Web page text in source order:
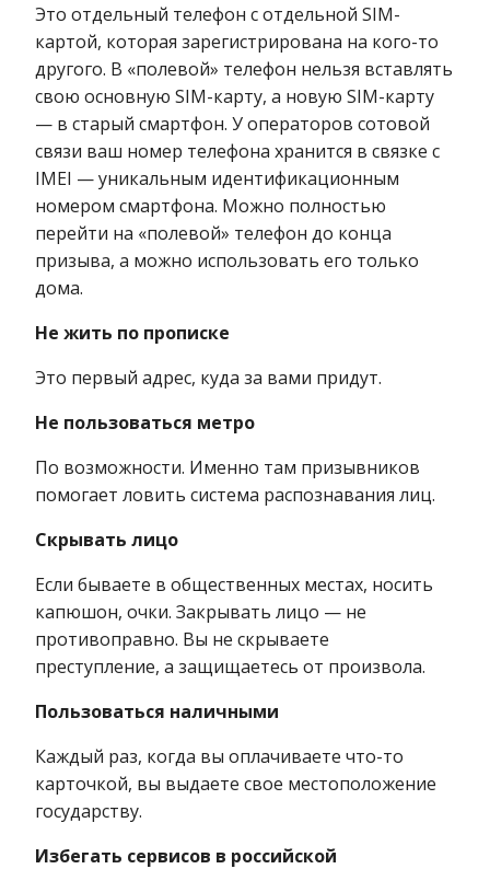
Это отдельный телефон с отдельной SIM-
картой, которая зарегистрирована на кого-то
другого. В «полевой» телефон нельзя вставлять
свою основную SIM-карту, а новую SIM-карту
— в старый смартфон. У операторов сотовой
связи ваш номер телефона хранится в связке с
IMEI — уникальным идентификационным
номером смартфона. Можно полностью
перейти на «полевой» телефон до конца
призыва, а можно использовать его только
дома.
Не жить по прописке
Это первый адрес, куда за вами придут.
Не пользоваться метро
По возможности. Именно там призывников
помогает ловить система распознавания лиц.
Скрывать лицо
Если бываете в общественных местах, носить
капюшон, очки. Закрывать лицо — не
противоправно. Вы не скрываете
преступление, а защищаетесь от произвола.
Пользоваться наличными
Каждый раз, когда вы оплачиваете что-то
карточкой, вы выдаете свое местоположение
государству.
Избегать сервисов в российской